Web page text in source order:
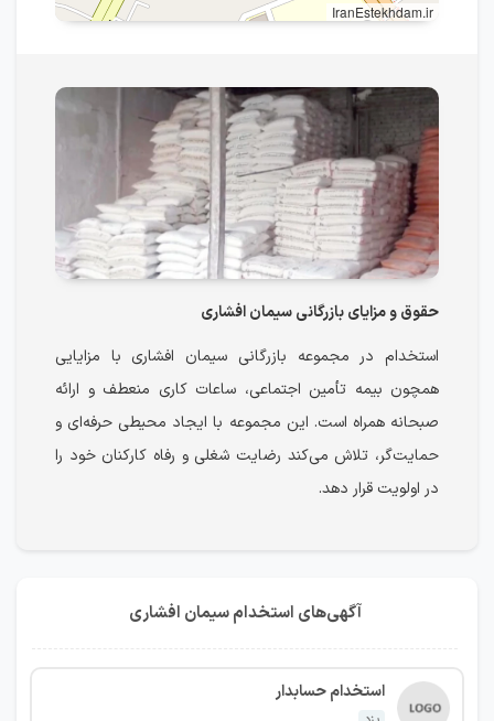
IranEstekhdam.ir
حقوق و مزایای بازرگانی سیمان افشاری
استخدام در مجموعه بازرگانی سیمان افشاری با مزایایی
همچون بیمه تأمین اجتماعی، ساعات کاری منعطف و ارائه
صبحانه همراه است. این مجموعه با ایجاد محیطی حرفه‌ای و
حمایت‌گر، تلاش می‌کند رضایت شغلی و رفاه کارکنان خود را
در اولویت قرار دهد.
آگهی‌های استخدام سیمان افشاری
استخدام حسابدار